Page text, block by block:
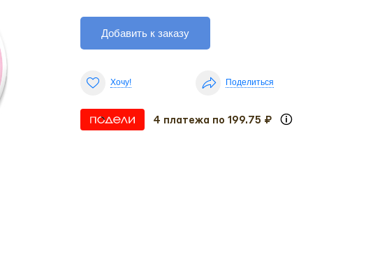
Добавить к заказу
Хочу! Поделиться
4 платежа по 199.75 ₽